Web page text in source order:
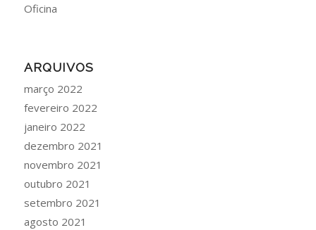
Oficina
ARQUIVOS
março 2022
fevereiro 2022
janeiro 2022
dezembro 2021
novembro 2021
outubro 2021
setembro 2021
agosto 2021